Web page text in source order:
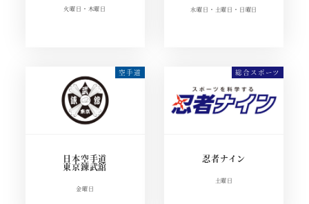
火曜日・木曜日 水曜日・土曜日・日曜日
日本空手道
東京錬武舘
金曜日
忍者ナイン
土曜日